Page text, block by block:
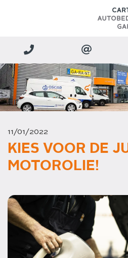
11/01/2022
KIES VOOR DE
MOTOROLIE!